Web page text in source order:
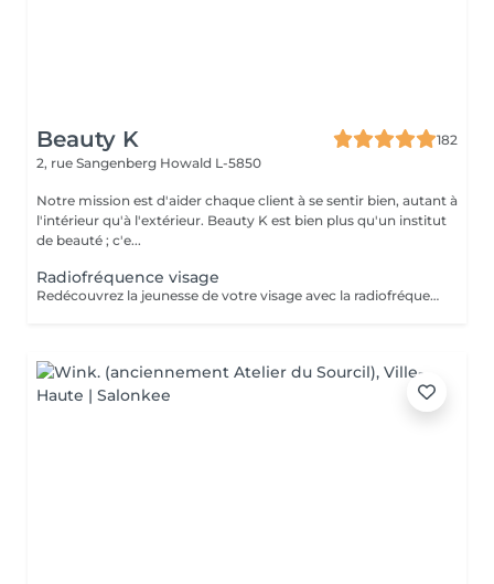
Beauty K
182
2, rue Sangenberg Howald L-5850
Notre mission est d'aider chaque client à se sentir bien, autant à
l'intérieur qu'à l'extérieur. Beauty K est bien plus qu'un institut
de beauté ; c'e...
Radiofréquence visage
Redécouvrez la jeunesse de votre visage avec la radiofréquence ! Ce traitement utilise des ondes électromagnétiques pour générer de la chaleur, provoquant une rétraction immédiate des fibres de collagène et stimulant leur production. Cela permet de remodeler l'ovale du visage et de repulper la peau. Idéal contre le relâchement cutané et les signes de vieillissement, il redéfinit les contours du visage et raffermit la peau, offrant des résultats visibles et sans risques. Vous constaterez une amélioration de la fermeté, une réduction des pores et une diminution des cellules adipeuses dans les zones traitées. Une cure de 5 séances est recommandée. Chaque séance renforce les effets pour une transformation progressive et durable.